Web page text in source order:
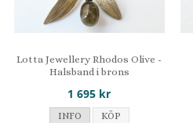
Lotta Jewellery Rhodos Olive -
Halsband i brons
1 695 kr
INFO KÖP